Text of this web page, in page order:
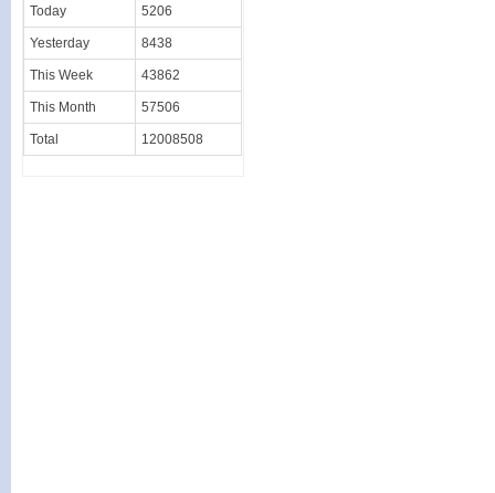
Today 5206
Yesterday 8438
This Week 43862
This Month 57506
Total 12008508